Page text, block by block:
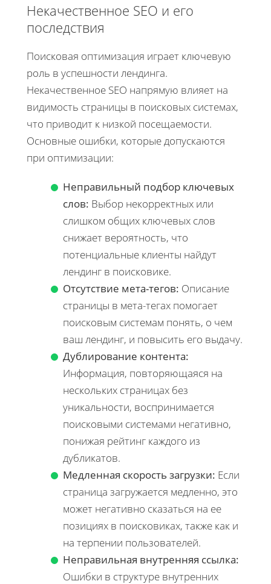
Некачественное SEO и его
последствия
Поисковая оптимизация играет ключевую
роль в успешности лендинга.
Некачественное SEO напрямую влияет на
видимость страницы в поисковых системах,
что приводит к низкой посещаемости.
Основные ошибки, которые допускаются
при оптимизации:
Неправильный подбор ключевых
слов: Выбор некорректных или
слишком общих ключевых слов
снижает вероятность, что
потенциальные клиенты найдут
лендинг в поисковике.
Отсутствие мета-тегов: Описание
страницы в мета-тегах помогает
поисковым системам понять, о чем
ваш лендинг, и повысить его выдачу.
Дублирование контента:
Информация, повторяющаяся на
нескольких страницах без
уникальности, воспринимается
поисковыми системами негативно,
понижая рейтинг каждого из
дубликатов.
Медленная скорость загрузки: Если
страница загружается медленно, это
может негативно сказаться на ее
позициях в поисковиках, также как и
на терпении пользователей.
Неправильная внутренняя ссылка:
Ошибки в структуре внутренних